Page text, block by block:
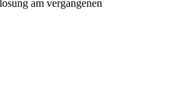
am vergangenen